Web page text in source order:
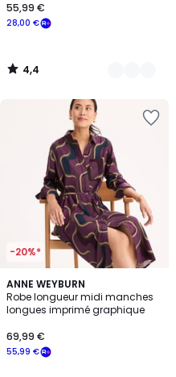
28,00 €
55,99 €
4,4
/
-20%*
ANNE WEYBURN
Robe longueur midi manches
longues imprimé graphique
55,99 €
69,99 €